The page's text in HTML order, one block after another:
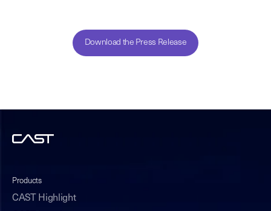
Download the Press Release
Products
CAST Highlight